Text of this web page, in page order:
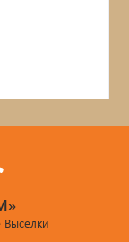
Выселки